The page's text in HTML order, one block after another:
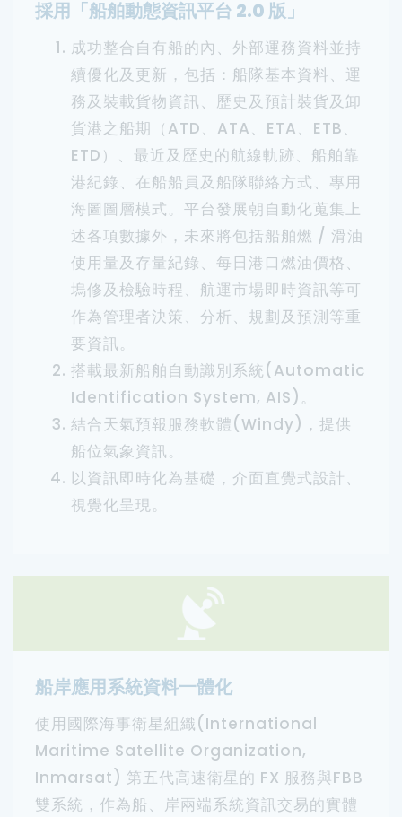
採用「船舶動態資訊平台 2.0 版」
成功整合自有船的內、外部運務資料並持
續優化及更新，包括：船隊基本資料、運
務及裝載貨物資訊、歷史及預計裝貨及卸
貨港之船期（ATD、ATA、ETA、ETB、
ETD）、最近及歷史的航線軌跡、船舶靠
港紀錄、在船船員及船隊聯絡方式、專用
海圖圖層模式。平台發展朝自動化蒐集上
述各項數據外，未來將包括船舶燃 / 滑油
使用量及存量紀錄、每日港口燃油價格、
塢修及檢驗時程、航運市場即時資訊等可
作為管理者決策、分析、規劃及預測等重
要資訊。
搭載最新船舶自動識別系統(Automatic
Identification System, AIS)。
結合天氣預報服務軟體(Windy)，提供
船位氣象資訊。
以資訊即時化為基礎，介面直覺式設計、
視覺化呈現。
船岸應用系統資料一體化
使用國際海事衛星組織(International
Maritime Satellite Organization,
Inmarsat) 第五代高速衛星的 FX 服務與FBB
雙系統，作為船、岸兩端系統資訊交易的實體